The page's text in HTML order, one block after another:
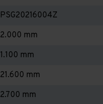
PSG20216004Z
2.000 mm
1.100 mm
21.600 mm
2.700 mm